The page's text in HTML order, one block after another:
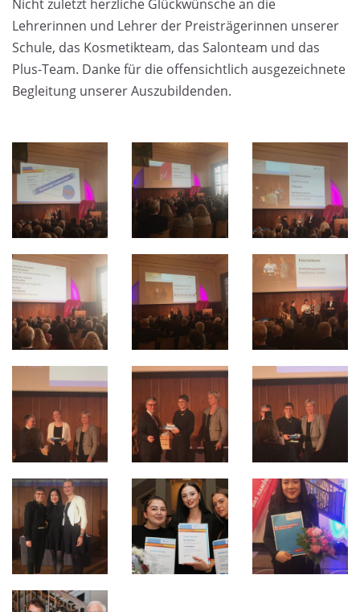
Nicht zuletzt herzliche Glückwünsche an die
Lehrerinnen und Lehrer der Preisträgerinnen unserer
Schule, das Kosmetikteam, das Salonteam und das
Plus-Team. Danke für die offensichtlich ausgezeichnete
Begleitung unserer Auszubildenden.